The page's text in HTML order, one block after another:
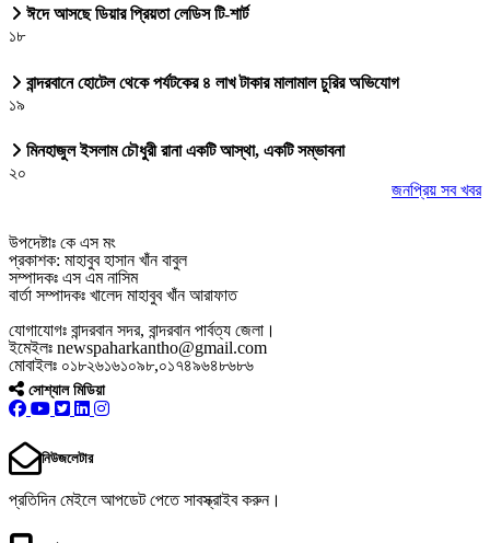
ঈদে আসছে ডিয়ার প্রিয়তা লেডিস টি-শার্ট
১৮
বান্দরবানে হোটেল থেকে পর্যটকের ৪ লাখ টাকার মালামাল চুরির অভিযোগ
১৯
মিনহাজুল ইসলাম চৌধুরী রানা একটি আস্থা, একটি সম্ভাবনা
২০
জনপ্রিয় সব খবর
উপদেষ্টাঃ কে এস মং
প্রকাশক: মাহাবুব হাসান খাঁন বাবুল
সম্পাদকঃ এস এম নাসিম
বার্তা সম্পাদকঃ খালেদ মাহাবুব খাঁন আরাফাত
যোগাযোগঃ বান্দরবান সদর, বান্দরবান পার্বত্য জেলা।
ইমেইলঃ newspaharkantho@gmail.com
মোবাইলঃ ০১৮২৬১৬১০৯৮,০১৭৪৯৬৪৮৬৮৬
সোশ্যাল মিডিয়া
নিউজলেটার
প্রতিদিন মেইলে আপডেট পেতে সাবস্ক্রাইব করুন।